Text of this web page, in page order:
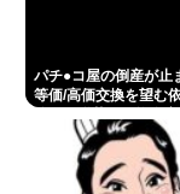
パチ●コ屋の倒産が止
等価/高価交換を望む
は戻らず